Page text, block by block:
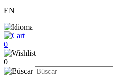
EN
0
0